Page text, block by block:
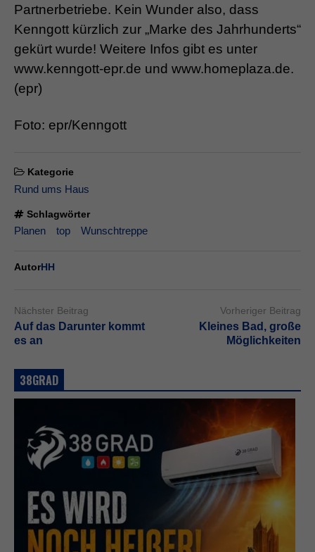
Partnerbetriebe. Kein Wunder also, dass
Kenngott kürzlich zur „Marke des Jahrhunderts“
gekürt wurde! Weitere Infos gibt es unter
www.kenngott-epr.de und www.homeplaza.de.
(epr)
Foto: epr/Kenngott
Kategorie
Rund ums Haus
Schlagwörter
Planen top Wunschtreppe
Autor HH
Nächster Beitrag
Auf das Darunter kommt
es an
Vorheriger Beitrag
Kleines Bad, große
Möglichkeiten
38GRAD